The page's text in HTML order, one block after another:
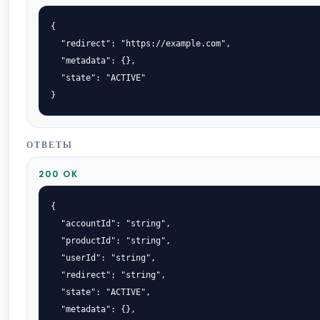
{
  "redirect": "https://example.com",
  "metadata": {},
  "state": "ACTIVE"
}
ОТВЕТЫ
200 OK
{
  "accountId": "string",
  "productId": "string",
  "userId": "string",
  "redirect": "string",
  "state": "ACTIVE",
  "metadata": {},